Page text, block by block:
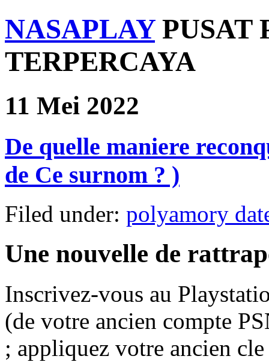
NASAPLAY PUSAT
TERPERCAYA
11 Mei 2022
De quelle maniere
de Ce surnom ? )
Filed under: polyamory
Une nouvelle de
Inscrivez-vous au
(de votre ancien compte
; appliquez votre ancien cle